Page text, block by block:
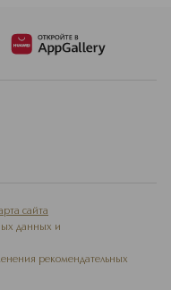
сайта
данных и
рекомендательных